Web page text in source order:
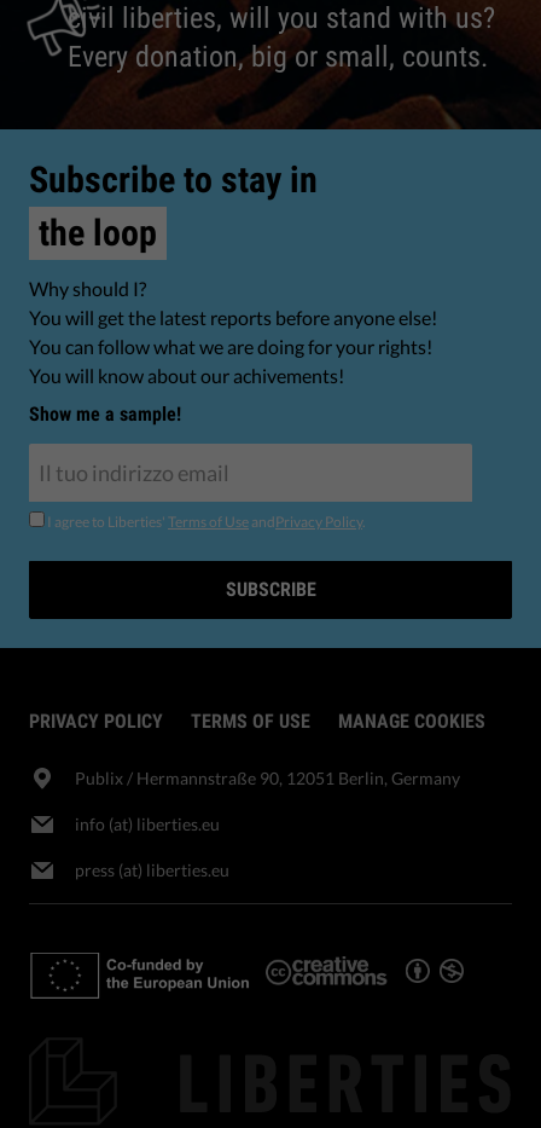
civil liberties, will you stand with us?
Every donation, big or small, counts.
Subscribe to stay in
the loop
Why should I?
You will get the latest reports before anyone else!
You can follow what we are doing for your rights!
You will know about our achivements!
Show me a sample!
I agree to Liberties' Terms of Use andPrivacy Policy.
SUBSCRIBE
PRIVACY POLICY TERMS OF USE MANAGE COOKIES
Publix​ / Hermannstraße 90, 12051 Berlin, Germany
info (at) liberties.eu
press (at) liberties.eu